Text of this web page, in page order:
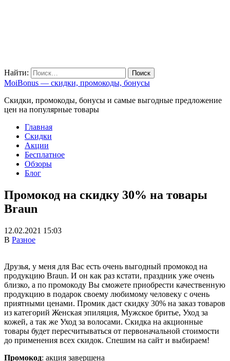
Найти:
MoiBonus — скидки, промокоды, бонусы
Скидки, промокоды, бонусы и самые выгодные предложение
цен на популярные товары
Главная
Скидки
Акции
Бесплатное
Обзоры
Блог
Промокод на скидку 30% на товары
Braun
12.02.2021 15:03
В Разное
Друзья, у меня для Вас есть очень выгодный промокод на
продукцию Braun. И он как раз кстати, праздник уже очень
близко, а по промокоду Вы сможете приобрести качественную
продукцию в подарок своему любимому человеку с очень
приятными ценами. Промик даст скидку 30% на заказ товаров
из категорий Женская эпиляция, Мужское бритье, Уход за
кожей, а так же Уход за волосами. Скидка на акционные
товары будет пересчитываться от первоначальной стоимости
до применения всех скидок. Спешим на сайт и выбираем!
Промокод: акция завершена